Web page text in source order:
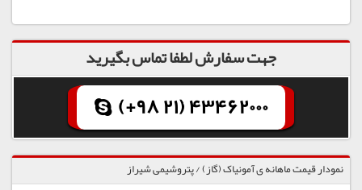
جهت سفارش لطفا تماس بگیرید
(+98 21) 43462000
نمودار قیمت ماهانه ی آمونیاک (گاز) / پتروشیمی شیراز